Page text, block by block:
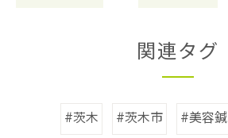
関連タグ
#茨木 #茨木市 #美容鍼